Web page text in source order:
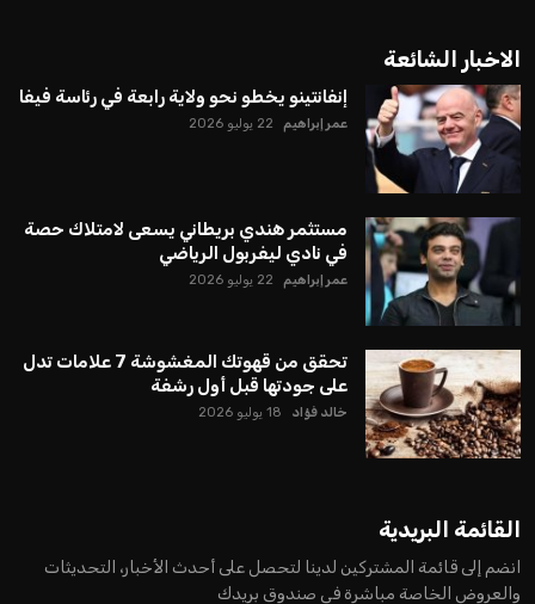
يبدو أن السويسري جياني إنفانتينو في طريقه للاحتفاظ بمنصبه
كرئيس للاتحاد الدولي لكرة القدم “فيفا” لفترة رابعة، بعد أن حصل
على تأييد واسع من أكثر من 200 اتحاد وطني من أصل 211 في
الجمعية العمومية. مما يعزز فرصته للفوز في الانتخابات المقررة عام
2027، ويجعله المرشح الأكثر حظًا حتى الآن.
لإنفانتينو في الآونة الأخيرة. حتى الآن، لم يتقدم أي مرشح منافس
في السباق الانتخابي، ولم تتمكن الأصوات المعارضة من التوصل إلى
اسم يوازن موقف إنفانتينو، قبل انتهاء فترة الترشح في نوفمبر